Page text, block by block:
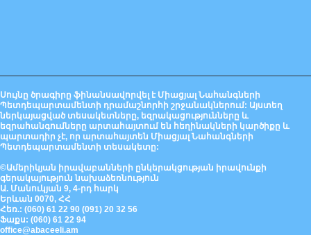
Սույնը ծրագիրը ֆինանսավորվել է Միացյալ Նահանգների
Պետդեպարտամենտի դրամաշնորհի շրջանակներում: Այստեղ
ներկայացված տեսակետները, եզրակացությունները և
եզրահանգումները արտահայտում են հեղինակների կարծիքը և
պարտադիր չէ, որ արտահայտեն Միացյալ Նահանգների
Պետդեպարտամենտի տեսակետը:
©Ամերիկյան իրավաբանների ընկերակցության իրավունքի
գերակայություն նախաձեռնություն
Ա. Մանուկյան 9, 4-րդ հարկ
Երևան 0070, ՀՀ
Հեռ.: (060) 61 22 90 (091) 20 32 56
Ֆաքս: (060) 61 22 94
office@abaceeli.am